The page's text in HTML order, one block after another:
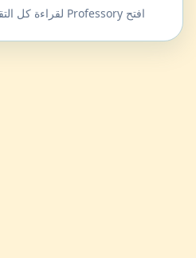
افتح Professory لقراءة كل التقييمات ومشاركة تجربتك